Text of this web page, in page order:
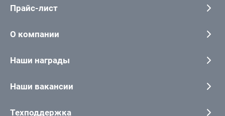
Прайс-лист
О компании
Наши награды
Наши вакансии
Техподдержка